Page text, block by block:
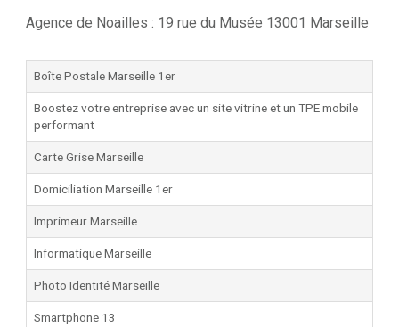
Agence de Noailles : 19 rue du Musée 13001 Marseille
Boîte Postale Marseille 1er
Boostez votre entreprise avec un site vitrine et un TPE mobile
performant
Carte Grise Marseille
Domiciliation Marseille 1er
Imprimeur Marseille
Informatique Marseille
Photo Identité Marseille
Smartphone 13